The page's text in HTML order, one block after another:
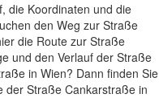
die Koordinaten und die
den Weg zur Straße
die Route zur Straße
und den Verlauf der Straße
in Wien? Dann finden Sie
der Straße Cankarstraße in